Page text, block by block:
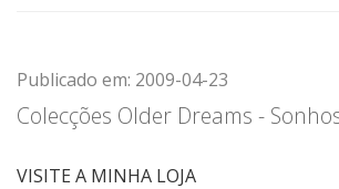
Publicado em: 2009-04-23
Colecções Older Dreams -
VISITE A MINHA LOJA